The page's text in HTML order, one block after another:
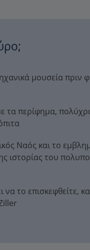
μουσεία πριν
τα περίφημα,
Ναός και το
ιστορίας του
το επισκεφθείτε,